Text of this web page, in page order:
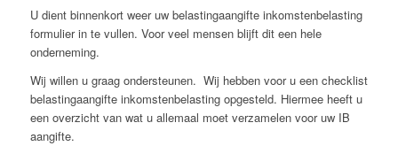
U dient binnenkort weer uw belastingaangifte inkomstenbelasting
formulier in te vullen. Voor veel mensen blijft dit een hele
onderneming.
Wij willen u graag ondersteunen. Wij hebben voor u een checklist
belastingaangifte inkomstenbelasting opgesteld. Hiermee heeft u
een overzicht van wat u allemaal moet verzamelen voor uw IB
aangifte.